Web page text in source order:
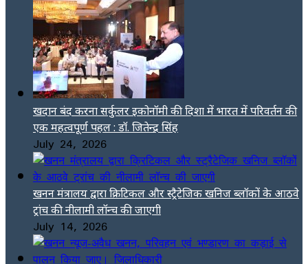
खदान बंद करना सर्कुलर इकोनॉमी की दिशा में भारत में परिवर्तन की
एक महत्वपूर्ण पहल : डॉ. जितेन्द्र सिंह
July 24, 2026
खनन मंत्रालय द्वारा क्रिटिकल और स्ट्रैटेजिक खनिज ब्लॉकों के आठवे
ट्रांच की नीलामी लॉन्च की जाएगी
July 14, 2026